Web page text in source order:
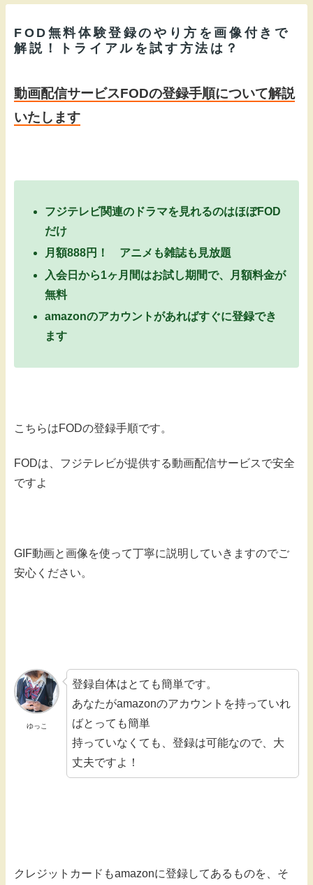
FOD無料体験登録のやり方を画像付きで
解説！トライアルを試す方法は？
動画配信サービスFODの登録手順について解説
いたします
フジテレビ関連のドラマを見れるのはほぼFOD
だけ
月額888円！ アニメも雑誌も見放題
入会日から1ヶ月間はお試し期間で、月額料金が
無料
amazonのアカウントがあればすぐに登録でき
ます
こちらはFODの登録手順です。
FODは、フジテレビが提供する動画配信サービスで安全
ですよ
GIF動画と画像を使って丁寧に説明していきますのでご
安心ください。
ゆっこ
登録自体はとても簡単です。
あなたがamazonのアカウントを持っていれ
ばとっても簡単
持っていなくても、登録は可能なので、大
丈夫ですよ！
クレジットカードもamazonに登録してあるものを、そ